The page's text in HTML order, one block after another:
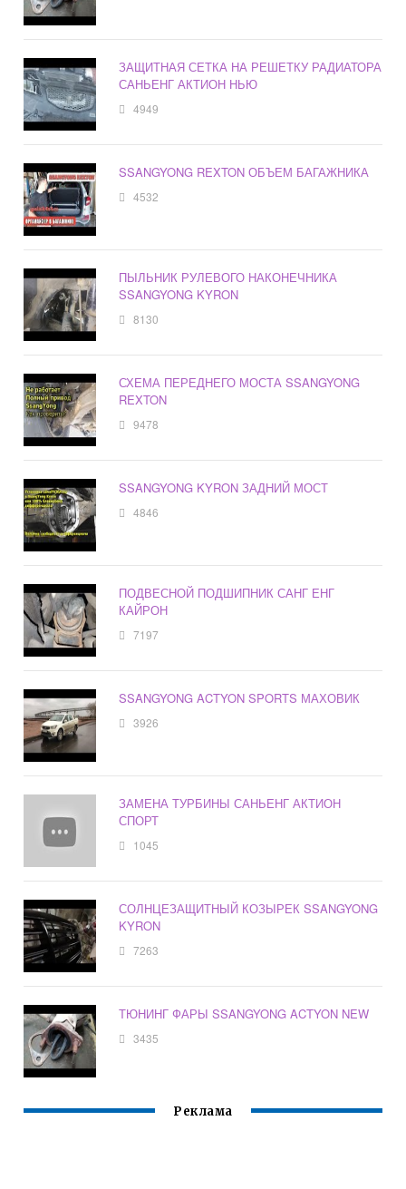
ЗАЩИТНАЯ СЕТКА НА РЕШЕТКУ РАДИАТОРА
САНЬЕНГ АКТИОН НЬЮ
4949
SSANGYONG REXTON ОБЪЕМ БАГАЖНИКА
4532
ПЫЛЬНИК РУЛЕВОГО НАКОНЕЧНИКА
SSANGYONG KYRON
8130
СХЕМА ПЕРЕДНЕГО МОСТА SSANGYONG
REXTON
9478
SSANGYONG KYRON ЗАДНИЙ МОСТ
4846
ПОДВЕСНОЙ ПОДШИПНИК САНГ ЕНГ
КАЙРОН
7197
SSANGYONG ACTYON SPORTS МАХОВИК
3926
ЗАМЕНА ТУРБИНЫ САНЬЕНГ АКТИОН
СПОРТ
1045
СОЛНЦЕЗАЩИТНЫЙ КОЗЫРЕК SSANGYONG
KYRON
7263
ТЮНИНГ ФАРЫ SSANGYONG ACTYON NEW
3435
Реклама